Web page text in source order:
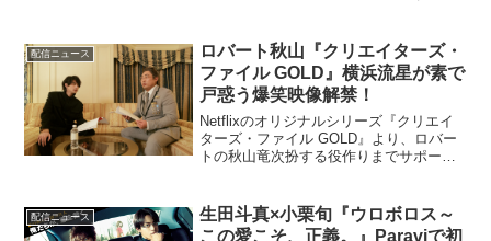
NEXTにて前編・後編で独占配信が決定。
あわせて予告映...
配信ニュース
ロバート秋山『クリエイターズ・
ファイル GOLD』横浜流星が素で
戸惑う爆笑映像解禁！
Netflixのオリジナルシリーズ『クリエイ
ターズ・ファイル GOLD』より、ロバー
トの秋山竜次扮する役作りまでサポート
れた。大役を務める際は集中力を高める
ために、カン...
配信ニュース
生田斗真×小栗旬『ウロボロス～
この愛こそ、正義。』Paraviで初